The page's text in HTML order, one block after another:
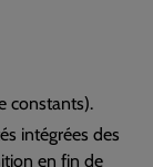
constants).
intégrées des
en fin de